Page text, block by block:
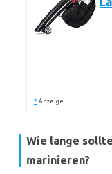
* Anzeige
Wie lange
marinieren?